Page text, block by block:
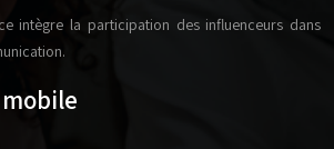
intègre la participation des influenceurs dans